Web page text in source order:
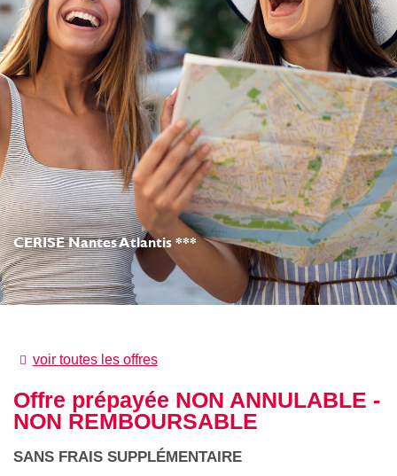
CERISE Nantes Atlantis ***
voir toutes les offres
Offre prépayée NON ANNULABLE -
NON REMBOURSABLE
SANS FRAIS SUPPLÉMENTAIRE